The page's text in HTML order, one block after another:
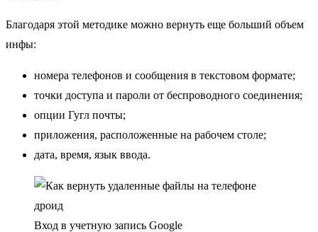
Благодаря этой методике можно вернуть еще больший объем
инфы:
номера телефонов и сообщения в текстовом формате;
точки доступа и пароли от беспроводного соединения;
опции Гугл почты;
приложения, расположенные на рабочем столе;
дата, время, язык ввода.
Вход в учетную запись Google